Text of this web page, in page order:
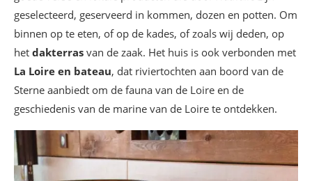
geselecteerd, geserveerd in kommen, dozen en potten. Om
binnen op te eten, of op de kades, of zoals wij deden, op
het dakterras van de zaak. Het huis is ook verbonden met
La Loire en bateau, dat riviertochten aan boord van de
Sterne aanbiedt om de fauna van de Loire en de
geschiedenis van de marine van de Loire te ontdekken.